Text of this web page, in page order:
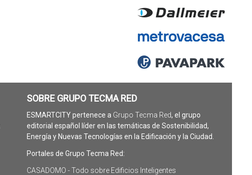
SOBRE GRUPO TECMA RED
ESMARTCITY pertenece a Grupo Tecma Red, el grupo
editorial español líder en las temáticas de Sostenibilidad,
Energía y Nuevas Tecnologías en la Edificación y la Ciudad.
Portales de Grupo Tecma Red:
CASADOMO - Todo sobre Edificios Inteligentes